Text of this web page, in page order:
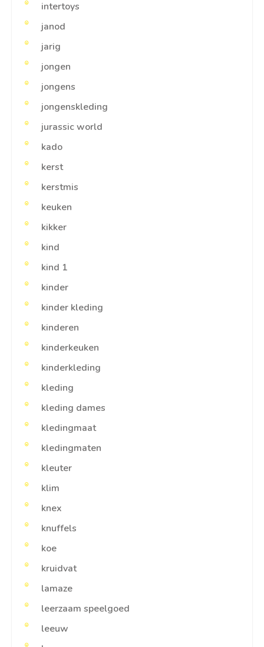
intertoys
janod
jarig
jongen
jongens
jongenskleding
jurassic world
kado
kerst
kerstmis
keuken
kikker
kind
kind 1
kinder
kinder kleding
kinderen
kinderkeuken
kinderkleding
kleding
kleding dames
kledingmaat
kledingmaten
kleuter
klim
knex
knuffels
koe
kruidvat
lamaze
leerzaam speelgoed
leeuw